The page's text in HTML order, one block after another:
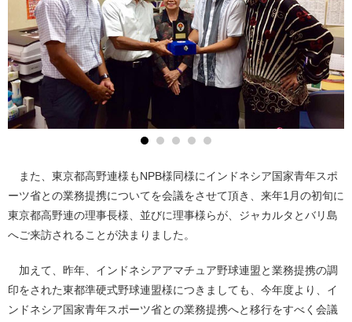
また、東京都高野連様もNPB様同様にインドネシア国家青年スポ
ーツ省との業務提携についてを会議をさせて頂き、来年1月の初旬に
東京都高野連の理事長様、並びに理事様らが、ジャカルタとバリ島
へご来訪されることが決まりました。
加えて、昨年、インドネシアアマチュア野球連盟と業務提携の調
印をされた東都準硬式野球連盟様につきましても、今年度より、イ
ンドネシア国家青年スポーツ省との業務提携へと移行をすべく会議